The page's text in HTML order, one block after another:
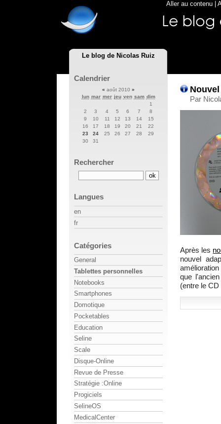
Le blog de Nicolas Ruiz
Aller au contenu
Par
Après les
nouvel
que
(entre le
Calendrier
« août 2010 »
lun mar mer jeu ven sam dim
1
2
3 4 5 6 7
8
9
10 11 12 13 14
15
16
17 18 19 20 21
22
23
24 25 26 27 28
29
30
31
Rechercher
Langues
en
fr
Catégories
General
Tablettes personnelles
Notebooks
Smartphones
Domotique
Pocketables
Education
Seline
Scale
Disque-Online
Revue de Presse
Stratégie :Online
Progiciels
SelineOS
MedicalCenter